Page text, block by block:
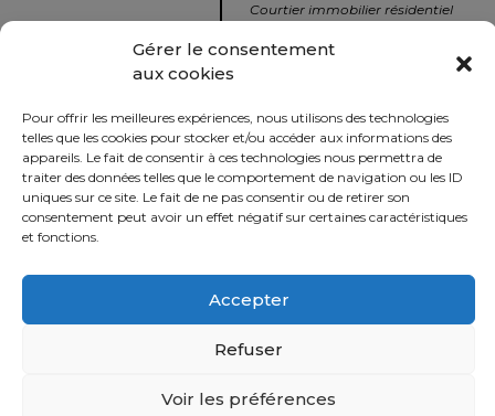
Gérer le consentement
aux cookies
Pour offrir les meilleures expériences, nous utilisons des technologies
telles que les cookies pour stocker et/ou accéder aux informations des
appareils. Le fait de consentir à ces technologies nous permettra de
traiter des données telles que le comportement de navigation ou les ID
uniques sur ce site. Le fait de ne pas consentir ou de retirer son
consentement peut avoir un effet négatif sur certaines caractéristiques
et fonctions.
Accepter
Refuser
Voir les préférences
immobilier
vers
la
tranquillité
d’esprit
défi
Courtier immobilier résidentiel
450 229-2992
50 rue morin,
Sainte-Adèle, Québec
J8B 2P7
Partager
Politique